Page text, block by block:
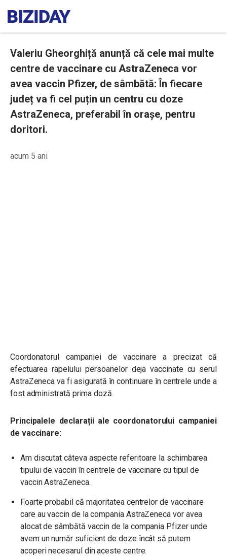
Valeriu Gheorghiță anunță că cele mai multe
centre de vaccinare cu AstraZeneca vor
avea vaccin Pfizer, de sâmbătă: În fiecare
județ va fi cel puțin un centru cu doze
AstraZeneca, preferabil în orașe, pentru
doritori.
acum 5 ani
Coordonatorul campaniei de vaccinare a precizat că
efectuarea rapelului persoanelor deja vaccinate cu serul
AstraZeneca va fi asigurată în continuare în centrele unde a
fost administrată prima doză.
Principalele declarații ale coordonatorului campaniei
de vaccinare:
Am discutat câteva aspecte referitoare la schimbarea
tipului de vaccin în centrele de vaccinare cu tipul de
vaccin AstraZeneca.
Foarte probabil că majoritatea centrelor de vaccinare
care au vaccin de la compania AstraZeneca vor avea
alocat de sâmbătă vaccin de la compania Pfizer unde
avem un număr suficient de doze încât să putem
acoperi necesarul din aceste centre.